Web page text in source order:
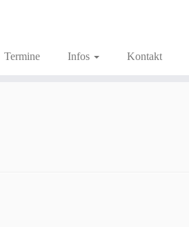
Termine Infos Kontakt